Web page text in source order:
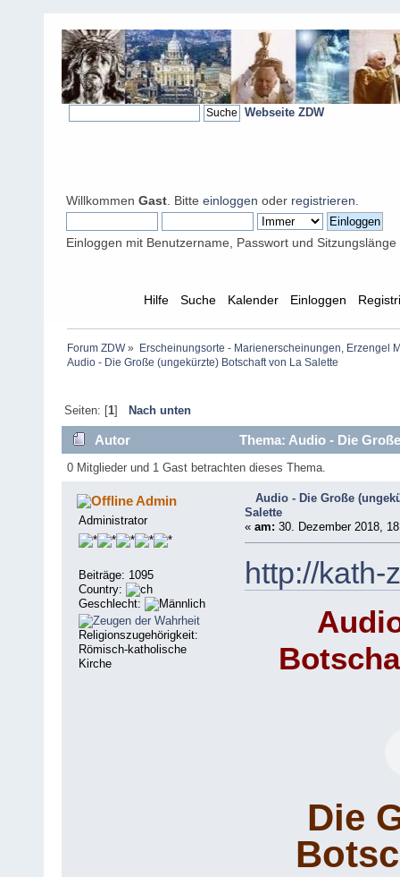
Webseite ZDW
Willkommen Gast . Bitte einloggen oder registrieren
Einloggen mit Benutzername, Passwort und Sitzungslänge
Hilfe Suche Kalender Einloggen
Forum ZDW»
Erscheinungsorte - Marienerscheinungen, Erzengel
Audio - Die Große (ungekürzte) Botschaft von La Salette
Seiten: [1] Nach unten
Autor Thema: Audio - Die
0 Mitglieder und 1 Gast betrachten dieses Thema.
Admin
Administrator
Beiträge: 1095
Country:
Geschlecht:
Religionszugehörigkeit:
Römisch-katholische
Kirche
Audio - Die Große
Salette
« am: 30. Dezember 2018,
http://kath-
Die